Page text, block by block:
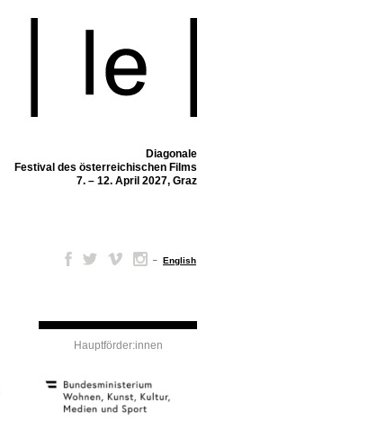
Diagonale
Festival des österreichischen Films
7. – 12. April 2027, Graz
– English
Hauptförder:innen